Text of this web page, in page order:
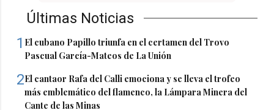
Últimas Noticias
1 El cubano Papillo triunfa en el certamen del Trovo
Pascual García-Mateos de La Unión
2El cantaor Rafa del Calli emociona y se lleva el trofeo
más emblemático del flamenco, la Lámpara Minera del
Cante de las Minas